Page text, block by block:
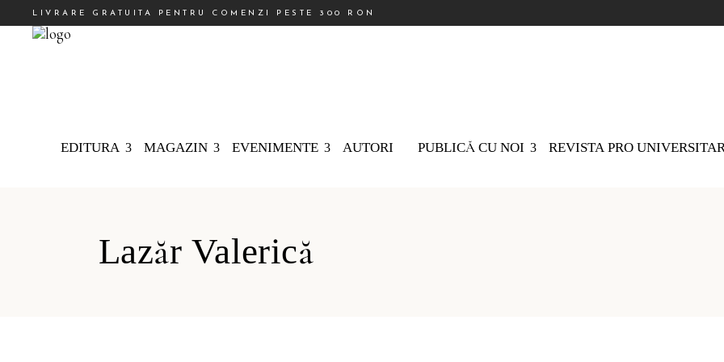
LIVRARE GRATUITA PENTRU COMENZI PESTE 300 RON
EDITURA MAGAZIN EVENIMENTE AUTORI PUBLICĂ CU NOI REVISTA PRO
Lazăr Valerică